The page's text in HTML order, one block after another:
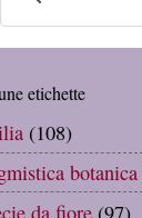
etichette
(108)
botanica
da fiore (97)